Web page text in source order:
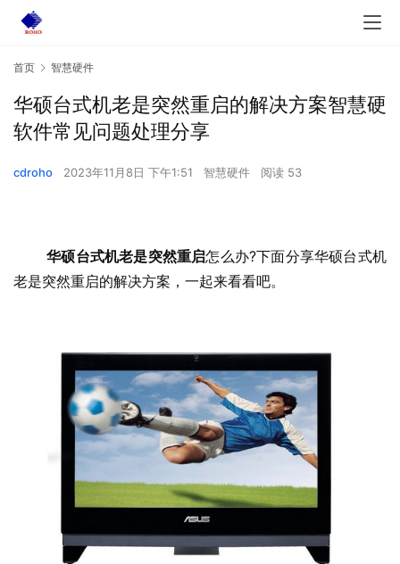
首页 智慧硬件
华硕台式机老是突然重启的解决方案智慧硬
软件常见问题处理分享
cdroho 2023年11月8日 下午1:51 智慧硬件 阅读 53
华硕台式机老是突然重启怎么办?下面分享华硕台式机
老是突然重启的解决方案，一起来看看吧。